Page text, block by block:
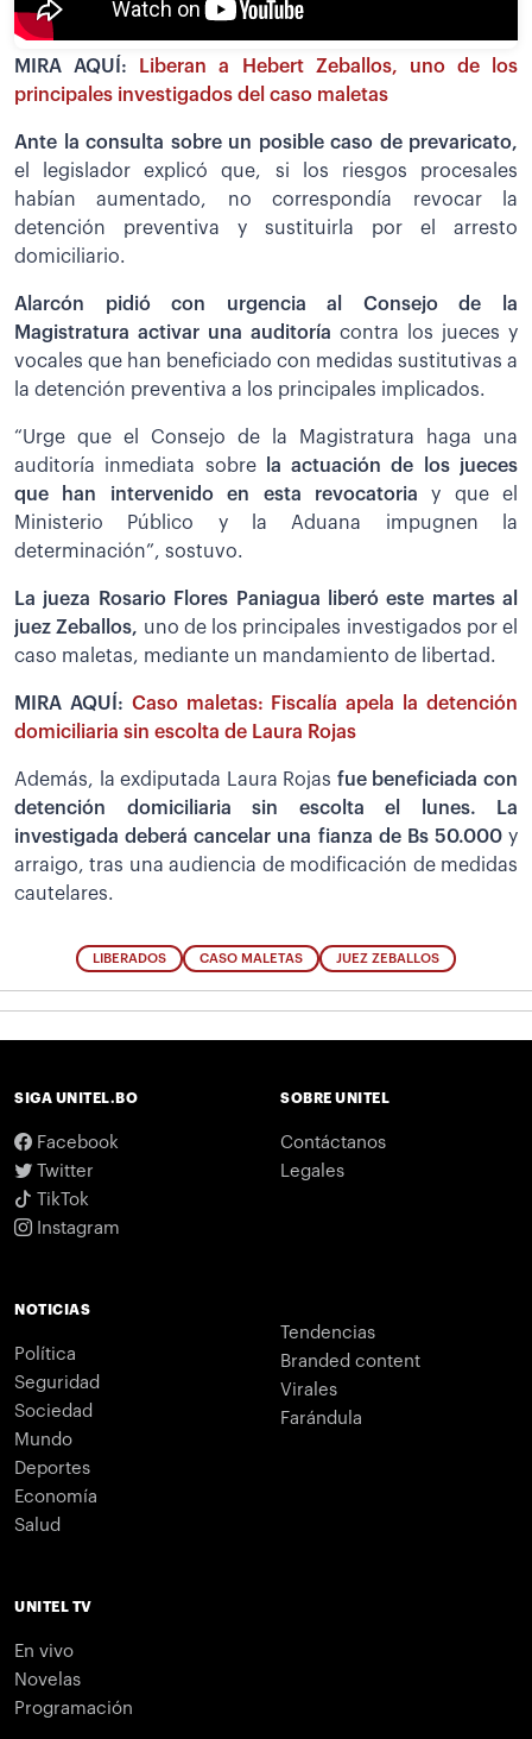
MIRA AQUÍ:
Liberan a Hebert Zeballos, uno de los
principales investigados del caso maletas
Ante la consulta sobre un posible caso de prevaricato,
el legislador explicó que, si los riesgos procesales
habían aumentado, no correspondía revocar la
detención preventiva y sustituirla por el arresto
domiciliario.
Alarcón pidió con urgencia al Consejo de la
Magistratura activar una auditoría contra los jueces y
vocales que han beneficiado con medidas sustitutivas a
la detención preventiva a los principales implicados.
“Urge que el Consejo de la Magistratura haga una
auditoría inmediata sobre
la actuación de los jueces
que han intervenido en esta revocatoria y que el
Ministerio Público y la Aduana impugnen la
determinación”, sostuvo.
La jueza Rosario Flores Paniagua liberó este martes al
juez Zeballos, uno de los principales investigados por el
caso maletas, mediante un mandamiento de libertad.
MIRA AQUÍ: Caso maletas: Fiscalía apela la detención
domiciliaria sin escolta de Laura Rojas
Además, la exdiputada Laura Rojas fue beneficiada con
detención domiciliaria sin escolta el lunes. La
investigada deberá cancelar una fianza de Bs 50.000 y
arraigo, tras una audiencia de modificación de medidas
cautelares.
LIBERADOS CASO MALETAS JUEZ ZEBALLOS
SIGA UNITEL.BO
Facebook
Twitter
TikTok
Instagram
SOBRE UNITEL
Contáctanos
Legales
NOTICIAS
Política
Seguridad
Sociedad
Mundo
Deportes
Economía
Salud
Tendencias
Branded content
Virales
Farándula
UNITEL TV
En vivo
Novelas
Programación